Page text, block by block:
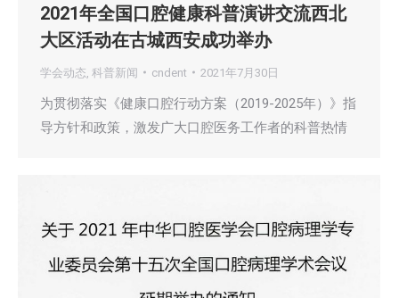
2021年全国口腔健康科普演讲交流西北
大区活动在古城西安成功举办
学会动态 科普新闻 cndent 2021年7月30日
为贯彻落实《健康口腔行动方案（2019-2025年）》指
导方针和政策，激发广大口腔医务工作者的科普热情